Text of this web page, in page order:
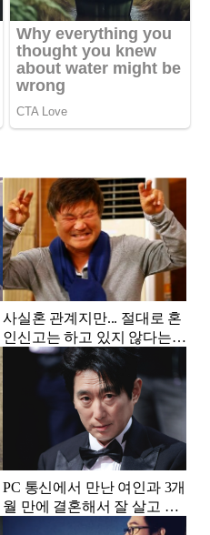
사실혼 관계지만... 절대로 혼
인신고는 하고 있지 않다는
배우
PC 통신에서 만난 여인과 3개
월 만에 결혼해서 잘 살고 있